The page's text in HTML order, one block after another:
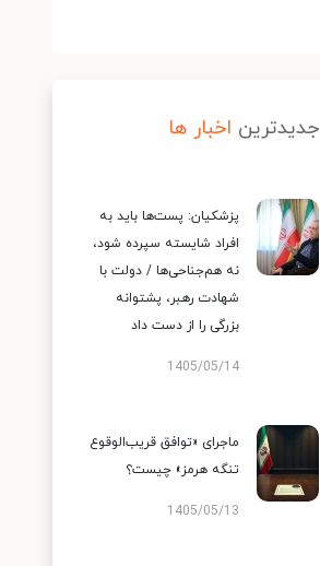
جدیدترین اخبار ها
پزشکیان: پست‌ها باید به
افراد شایسته سپرده شود،
نه هم‌جناحی‌ها / دولت با
شهادت رهبر، پشتوانه
بزرگی را از دست داد
1405/05/14
ماجرای «توافق قریب‌الوقوع
تنگه هرمز» چیست؟
1405/05/13